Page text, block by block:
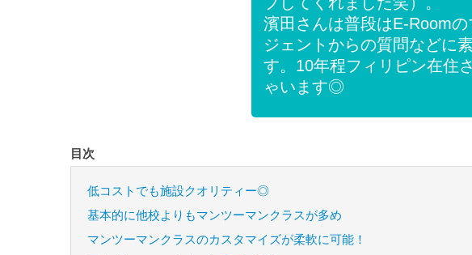
濱田さんは普段はE-Room
ジェントからの質問などに
す。10年程フィリピン在住
ゃいます◎
目次
低コストでも施設クオリティー◎
基本的に他校よりもマンツーマンクラスが多め
マンツーマンクラスのカスタマイズが柔軟に可能！